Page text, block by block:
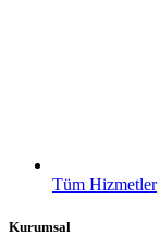
Tüm Hizmetler
Kurumsal